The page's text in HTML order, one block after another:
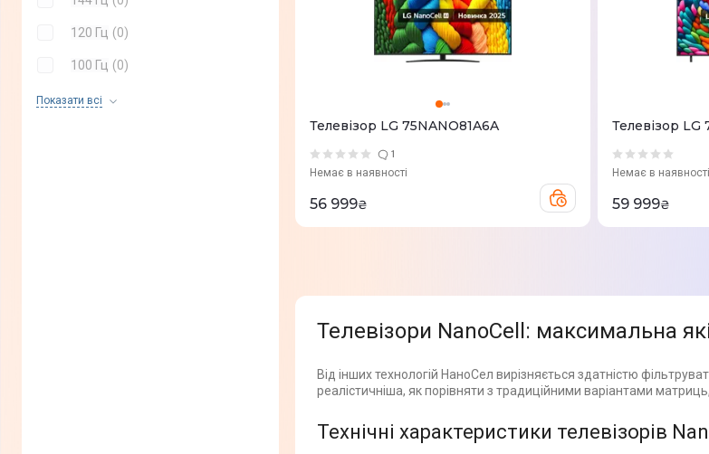
120 Гц (0)
100 Гц (0)
Показати всi
55 Гц 0
Телевізор LG 75NANO81A6A
1
Немає в наявності
56 999₴
Телевізор LG
Немає в наявності
59 999₴
Телевізори NanoCell: максимальна
Від інших технологій НаноСел вирізняється здатністю
реалістичніша, як порівняти з традиційними варіантами
Технічні характеристики телевізорів